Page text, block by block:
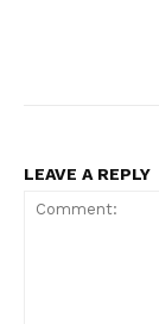
LEAVE A REPLY